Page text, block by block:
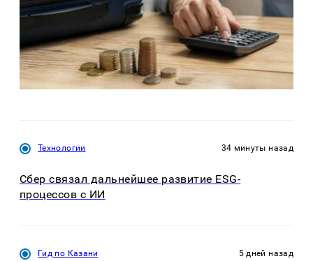
Технологии 34 минуты назад
Сбер связал дальнейшее развитие ESG-
процессов с ИИ
Гид по Казани 5 дней назад